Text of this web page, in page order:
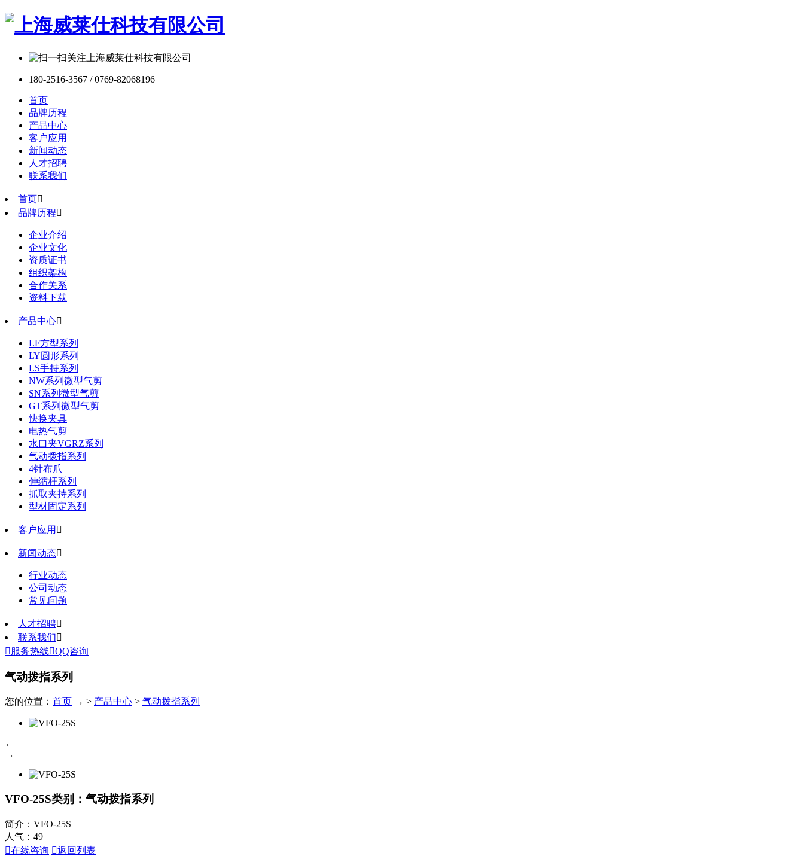
180-2516-3567 / 0769-82068196
首页
品牌历程
产品中心
客户应用
新闻动态
人才招聘
联系我们
首页
品牌历程
企业介绍
企业文化
资质证书
组织架构
合作关系
资料下载
产品中心
LF方型系列
LY圆形系列
LS手持系列
NW系列微型气剪
SN系列微型气剪
GT系列微型气剪
快换夹具
电热气剪
水口夹VGRZ系列
气动拨指系列
4针布爪
伸缩杆系列
抓取夹持系列
型材固定系列
客户应用 
新闻动态
行业动态
公司动态
常见问题
人才招聘
联系我们
 服务热线QQ咨询
气动拨指系列
您的位置： 首页 → > 产品中心 > 气动拨指系列
←
→
VFO-25S类别：气动拨指系列
简介：VFO-25S
人气： 49
在线咨询 返回列表